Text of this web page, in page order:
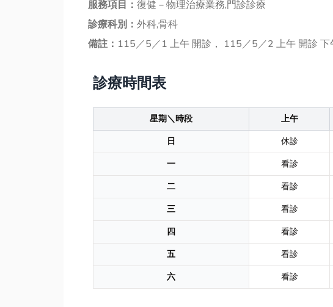
服務項目： 復健－物理治療業務,門診診療
診療科別： 外科,骨科
備註： 115／5／1 上午 開診， 115／5／2 上午 開診
診療時間表
星期＼時段 上午
日
休診
一
看診
二
看診
三
看診
四
看診
五
看診
六
看診